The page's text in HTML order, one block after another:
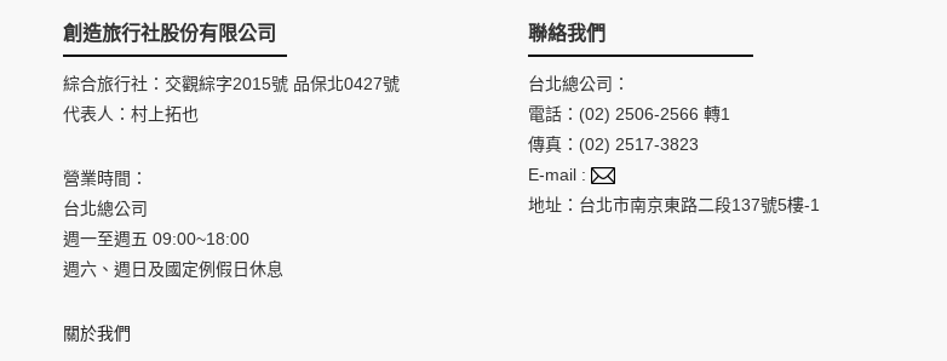
創造旅行社股份有限公司
綜合旅行社：交觀綜字2015號 品保北0427號
代表人：村上拓也
營業時間：
台北總公司
週一至週五 09:00~18:00
週六、週日及國定例假日休息
關於我們
聯絡我們
台北總公司：
電話：(02) 2506-2566 轉1
傳真：(02) 2517-3823
E-mail :
地址：台北市南京東路二段137號5樓-1